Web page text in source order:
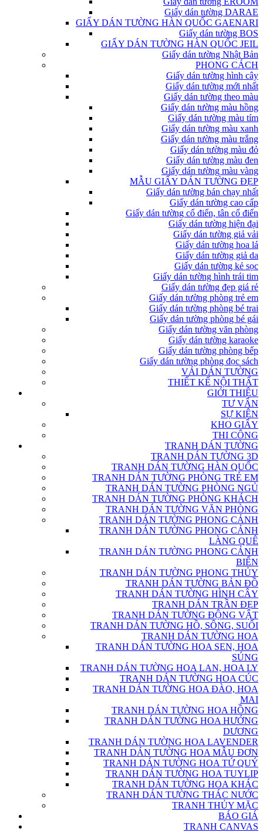
Giấy dán tường DARAE
GIẤY DÁN TƯỜNG HÀN QUỐC GAENARI
Giấy dán tường BOS
GIẤY DÁN TƯỜNG HÀN QUỐC JEIL
Giấy dán tường Nhật Bản
PHONG CÁCH
Giấy dán tường hình cây
Giấy dán tường mới nhất
Giấy dán tường theo màu
Giấy dán tường màu hồng
Giấy dán tường màu tím
Giấy dán tường màu xanh
Giấy dán tường màu trắng
Giấy dán tường màu đỏ
Giấy dán tường màu đen
Giấy dán tường màu vàng
MẪU GIẤY DÁN TƯỜNG ĐẸP
Giấy dán tường bán chạy nhất
Giấy dán tường cao cấp
Giấy dán tường cổ điển, tân cổ điển
Giấy dán tường hiện đại
Giấy dán tường giả vải
Giấy dán tường hoa lá
Giấy dán tường giả da
Giấy dán tường kẻ sọc
Giấy dán tường hình trái tim
Giấy dán tường đẹp giá rẻ
Giấy dán tường phòng trẻ em
Giấy dán tường phòng bé trai
Giấy dán tường phòng bé gái
Giấy dán tường văn phòng
Giấy dán tường karaoke
Giấy dán tường phòng bếp
Giấy dán tường phòng đọc sách
VẢI DÁN TƯỜNG
THIẾT KẾ NỘI THẤT
GIỚI THIỆU
TƯ VẤN
SỰ KIỆN
KHO GIẤY
THI CÔNG
TRANH DÁN TƯỜNG
TRANH DÁN TƯỜNG 3D
TRANH DÁN TƯỜNG HÀN QUỐC
TRANH DÁN TƯỜNG PHÒNG TRẺ EM
TRANH DÁN TƯỜNG PHÒNG NGỦ
TRANH DÁN TƯỜNG PHÒNG KHÁCH
TRANH DÁN TƯỜNG VĂN PHÒNG
TRANH DÁN TƯỜNG PHONG CẢNH
TRANH DÁN TƯỜNG PHONG CẢNH
LÀNG QUÊ
TRANH DÁN TƯỜNG PHONG CẢNH
BIỂN
TRANH DÁN TƯỜNG PHONG THỦY
TRANH DÁN TƯỜNG BẢN ĐỒ
TRANH DÁN TƯỜNG HÌNH CÂY
TRANH DÁN TRẦN ĐẸP
TRANH DÁN TƯỜNG ĐỘNG VẬT
TRANH DÁN TƯỜNG HỒ, SÔNG, SUỐI
TRANH DÁN TƯỜNG HOA
TRANH DÁN TƯỜNG HOA SEN, HOA
SÚNG
TRANH DÁN TƯỜNG HOA LAN, HOA LY
TRANH DÁN TƯỜNG HOA CÚC
TRANH DÁN TƯỜNG HOA ĐÀO, HOA
MAI
TRANH DÁN TƯỜNG HOA HỒNG
TRANH DÁN TƯỜNG HOA HƯỚNG
DƯƠNG
TRANH DÁN TƯỜNG HOA LAVENDER
TRANH DÁN TƯỜNG HOA MẪU ĐƠN
TRANH DÁN TƯỜNG HOA TỨ QUÝ
TRANH DÁN TƯỜNG HOA TUYLIP
TRANH DÁN TƯỜNG HOA KHÁC
TRANH DÁN TƯỜNG THÁC NƯỚC
TRANH THỦY MẶC
BÁO GIÁ
TRANH CANVAS